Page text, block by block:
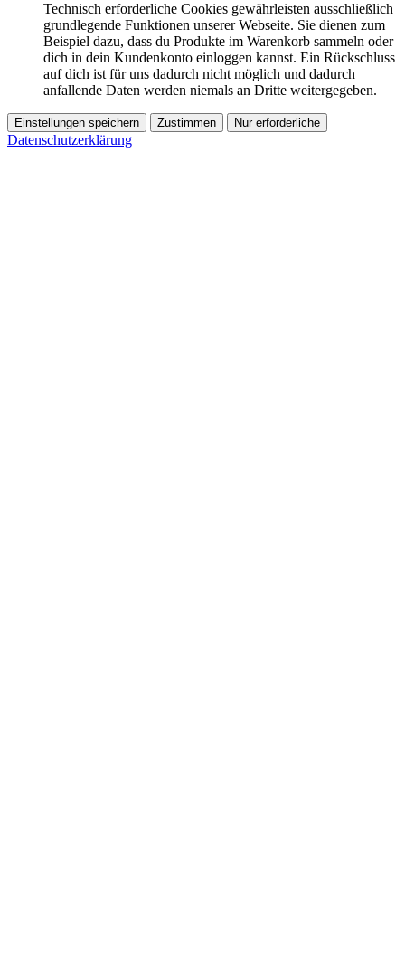
Technisch erforderliche Cookies gewährleisten ausschließlich
grundlegende Funktionen unserer Webseite. Sie dienen zum
Beispiel dazu, dass du Produkte im Warenkorb sammeln oder
dich in dein Kundenkonto einloggen kannst. Ein Rückschluss
auf dich ist für uns dadurch nicht möglich und dadurch
anfallende Daten werden niemals an Dritte weitergegeben.
Einstellungen speichern Zustimmen Nur erforderliche
Datenschutzerklärung